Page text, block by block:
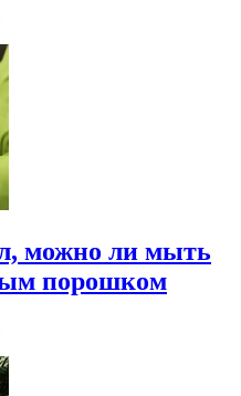
можно ли мыть
порошком